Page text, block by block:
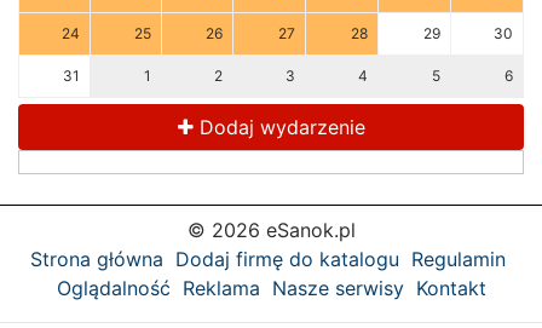
24 25 26 27 28 29 30
31 1 2 3 4 5 6
Dodaj wydarzenie
© 2026 eSanok.pl
Strona główna Dodaj firmę do katalogu Regulamin
Oglądalność Reklama Nasze serwisy Kontakt